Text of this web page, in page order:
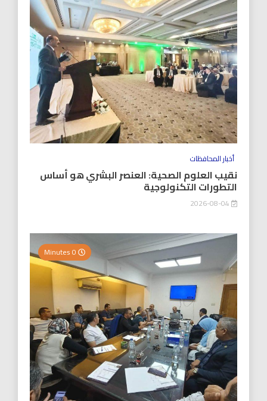
أخبار المحافظات
نقيب العلوم الصحية: العنصر البشري هو أساس
التطورات التكنولوجية